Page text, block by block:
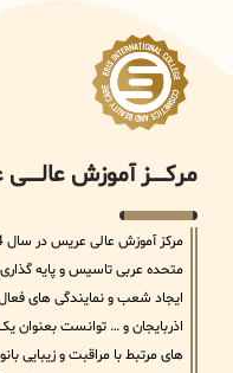
مرکــــــز آموزش عالــــــی
متحده عربی تاسیس و پایه
ایجاد شعب و نمایندگی های فعال
اذربایجان و … توانست بعنوان
های مرتبط با مراقبت و زیبایی